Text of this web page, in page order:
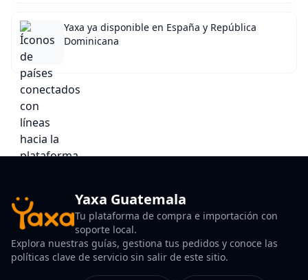
Yaxa ya disponible en España y República
Dominicana
Yaxa Guatemala
Tu plataforma de compra e importación con
soporte local.
Explora nuestras guías, gestiona tus pedidos y conoce las
políticas clave de servicio sin salir de este sitio.